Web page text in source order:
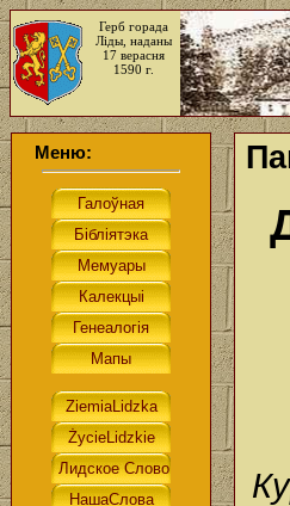
Герб горада
Ліды, наданы
17 верасня
1590 г.
Меню: